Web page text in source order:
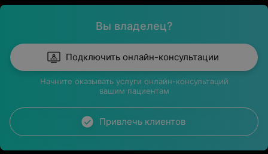
Вы владелец?
Подключить онлайн-консультации
Начните оказывать услуги онлайн-консультаций
вашим пациентам
Привлечь клиентов